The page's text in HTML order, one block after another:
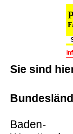
Sie sind
Baden-